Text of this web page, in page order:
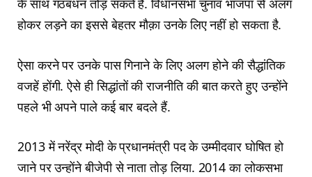
के साथ गठबंधन तोड़ सकते हैं. विधानसभा चुनाव भाजपा से अलग
होकर लड़ने का इससे बेहतर मौक़ा उनके लिए नहीं हो सकता है.
ऐसा करने पर उनके पास गिनाने के लिए अलग होने की सैद्धांतिक
वजहें होंगी. ऐसे ही सिद्धांतों की राजनीति की बात करते हुए उन्होंने
पहले भी अपने पाले कई बार बदले हैं.
2013 में नरेंद्र मोदी के प्रधानमंत्री पद के उम्मीदवार घोषित हो
जाने पर उन्होंने बीजेपी से नाता तोड़ लिया. 2014 का लोकसभा